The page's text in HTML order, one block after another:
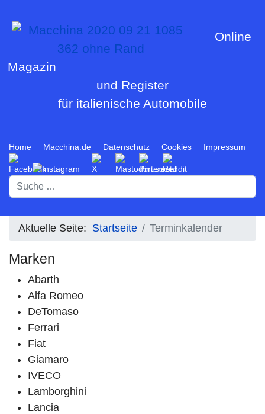
Online
Magazin
und Register
für italienische Automobile
Home Macchina.de Datenschutz Cookies Impressum
Suchen
Aktuelle Seite: Startseite Terminkalender
Marken
Abarth
Alfa Romeo
DeTomaso
Ferrari
Fiat
Giamaro
IVECO
Lamborghini
Lancia